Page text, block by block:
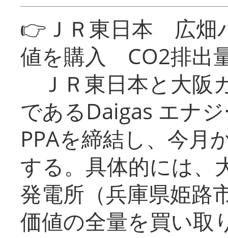
👉ＪＲ東日本 広畑
値を購入 CO2排出
ＪＲ東日本と大阪
であるDaigas エナ
PPAを締結し、今月
する。具体的には、
発電所（兵庫県姫路
価値の全量を買い取